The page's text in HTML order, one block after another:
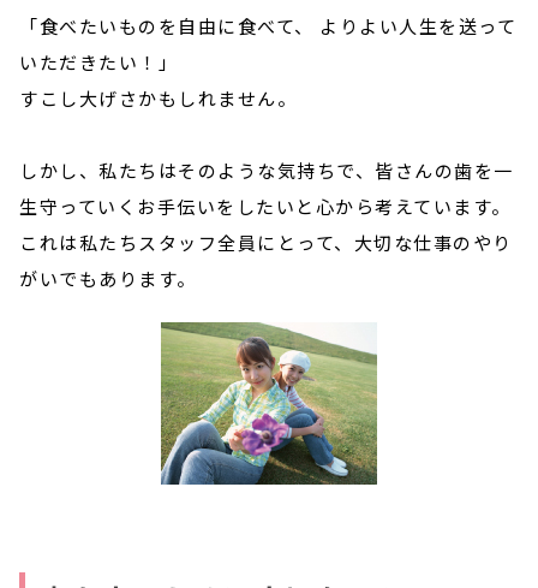
「食べたいものを自由に食べて、 よりよい人生を送って
いただきたい！」
すこし大げさかもしれません。
しかし、私たちはそのような気持ちで、皆さんの歯を一
生守っていくお手伝いをしたいと心から考えています。
これは私たちスタッフ全員にとって、大切な仕事のやり
がいでもあります。